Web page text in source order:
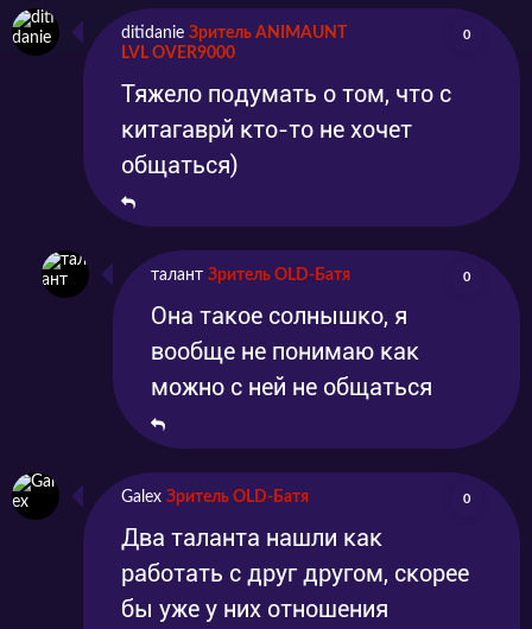
ditidanie Зритель ANIMAUNT
LVL OVER9000
0
Тяжело подумать о том, что с
китагаврй кто-то не хочет
общаться)
талант Зритель OLD-Батя 0
Она такое солнышко, я
вообще не понимаю как
можно с ней не общаться
Galex Зритель OLD-Батя 0
Два таланта нашли как
работать с друг другом, скорее
бы уже у них отношения